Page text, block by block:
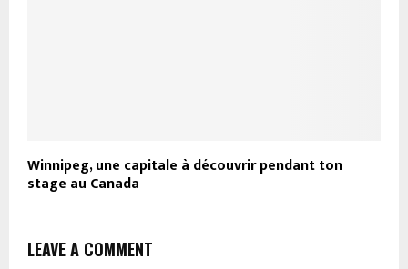
Winnipeg, une capitale à découvrir pendant ton
stage au Canada
LEAVE A COMMENT